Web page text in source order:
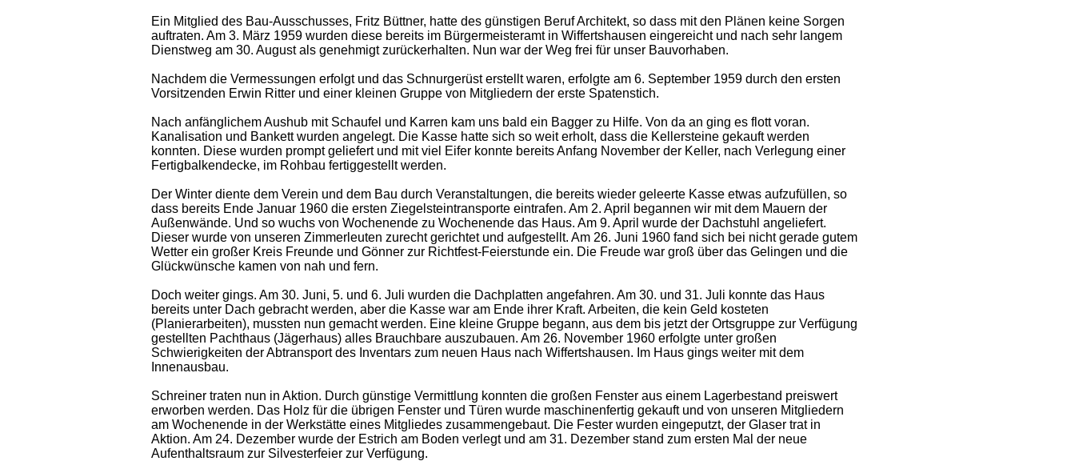
Ein Mitglied des Bau-Ausschusses, Fritz Büttner, hatte des günstigen Beruf Architekt, so dass mit den Plänen keine Sorgen
auftraten. Am 3. März 1959 wurden diese bereits im Bürgermeisteramt in Wiffertshausen eingereicht und nach sehr langem
Dienstweg am 30. August als genehmigt zurückerhalten. Nun war der Weg frei für unser Bauvorhaben.
Nachdem die Vermessungen erfolgt und das Schnurgerüst erstellt waren, erfolgte am 6. September 1959 durch den ersten
Vorsitzenden Erwin Ritter und einer kleinen Gruppe von Mitgliedern der erste Spatenstich.
Nach anfänglichem Aushub mit Schaufel und Karren kam uns bald ein Bagger zu Hilfe. Von da an ging es flott voran.
Kanalisation und Bankett wurden angelegt. Die Kasse hatte sich so weit erholt, dass die Kellersteine gekauft werden
konnten. Diese wurden prompt geliefert und mit viel Eifer konnte bereits Anfang November der Keller, nach Verlegung einer
Fertigbalkendecke, im Rohbau fertiggestellt werden.
Der Winter diente dem Verein und dem Bau durch Veranstaltungen, die bereits wieder geleerte Kasse etwas aufzufüllen, so
dass bereits Ende Januar 1960 die ersten Ziegelsteintransporte eintrafen. Am 2. April begannen wir mit dem Mauern der
Außenwände. Und so wuchs von Wochenende zu Wochenende das Haus. Am 9. April wurde der Dachstuhl angeliefert.
Dieser wurde von unseren Zimmerleuten zurecht gerichtet und aufgestellt. Am 26. Juni 1960 fand sich bei nicht gerade gutem
Wetter ein großer Kreis Freunde und Gönner zur Richtfest-Feierstunde ein. Die Freude war groß über das Gelingen und die
Glückwünsche kamen von nah und fern.
Doch weiter gings. Am 30. Juni, 5. und 6. Juli wurden die Dachplatten angefahren. Am 30. und 31. Juli konnte das Haus
bereits unter Dach gebracht werden, aber die Kasse war am Ende ihrer Kraft. Arbeiten, die kein Geld kosteten
(Planierarbeiten), mussten nun gemacht werden. Eine kleine Gruppe begann, aus dem bis jetzt der Ortsgruppe zur Verfügung
gestellten Pachthaus (Jägerhaus) alles Brauchbare auszubauen. Am 26. November 1960 erfolgte unter großen
Schwierigkeiten der Abtransport des Inventars zum neuen Haus nach Wiffertshausen. Im Haus gings weiter mit dem
Innenausbau.
Schreiner traten nun in Aktion. Durch günstige Vermittlung konnten die großen Fenster aus einem Lagerbestand preiswert
erworben werden. Das Holz für die übrigen Fenster und Türen wurde maschinenfertig gekauft und von unseren Mitgliedern
am Wochenende in der Werkstätte eines Mitgliedes zusammengebaut. Die Fester wurden eingeputzt, der Glaser trat in
Aktion. Am 24. Dezember wurde der Estrich am Boden verlegt und am 31. Dezember stand zum ersten Mal der neue
Aufenthaltsraum zur Silvesterfeier zur Verfügung.